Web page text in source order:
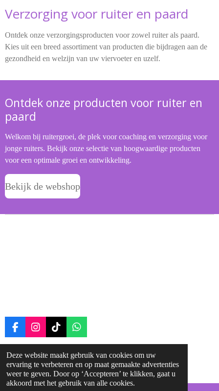
Deze website maakt gebruik van cookies om uw
ervaring te verbeteren en op maat gemaakte advertenties
weer te geven. Door op ‘Accepteren’ te klikken, gaat u
akkoord met het gebruik van alle cookies.
Verzorging voor ruiter en paard
Ontdek onze verzorgingsproducten voor zowel ruiter als paard.
Kies uit een breed assortiment van producten die bijdragen aan de
gezondheid en welzijn van uw viervoeter en uzelf.
Ontdek onze producten voor ruiter en
paard
Welkom bij ruitergroei, de plek voor coaching en verzorging voor
jonge ruiters. Bekijk onze selectie van hoogwaardige producten
voor een optimale groei en ontwikkeling.
Bekijk de webshop
F
e
b
o
o
I
t
a
g
r
T
T
o
k
W
t
s
A
p
© 2025 - 2026 ruitergroei
Powered byJouwWeb